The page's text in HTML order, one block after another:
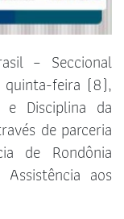
– Seccional
quinta-feira (8),
Disciplina da
de parceria
de Rondônia
aos